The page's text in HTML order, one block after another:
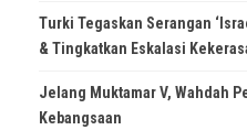
Turki Tegaskan Serangan
& Tingkatkan Eskalasi
Jelang Muktamar V, Wahdah
Kebangsaan